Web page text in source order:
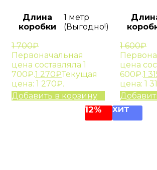
Длина
коробки
1 метр
(Выгодно!)
1 700₽
Первоначальная
цена составляла 1
700₽.1 270₽Текущая
цена: 1 270₽.
Добавить в корзину
1 600₽
цена
600₽.1
цена: 1
12% ХИТ